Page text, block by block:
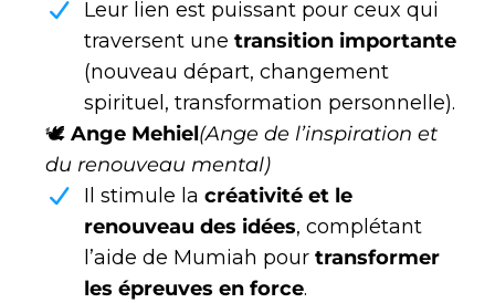
Leur lien est puissant pour ceux qui
traversent une transition importante
(nouveau départ, changement
spirituel, transformation personnelle).
🕊 Ange Mehiel(Ange de l’inspiration et
du renouveau mental)
Il stimule la créativité et le
renouveau des idées, complétant
l’aide de Mumiah pour transformer
les épreuves en force.